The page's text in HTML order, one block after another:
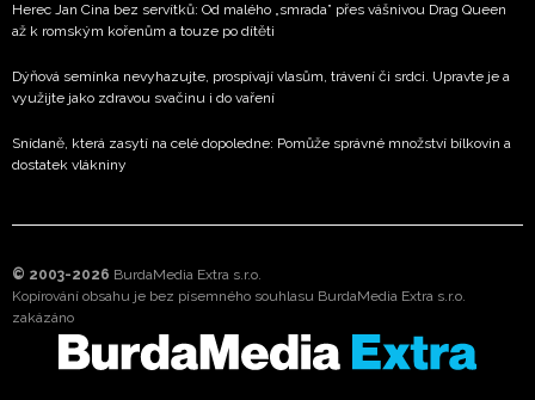
Herec Jan Cina bez servítků: Od malého „smrada” přes vášnivou Drag Queen
až k romským kořenům a touze po dítěti
Dýňová semínka nevyhazujte, prospívají vlasům, trávení či srdci. Upravte je a
využijte jako zdravou svačinu i do vaření
Snídaně, která zasytí na celé dopoledne: Pomůže správné množství bílkovin a
dostatek vlákniny
© 2003-2026 BurdaMedia Extra s.r.o.
Kopírování obsahu je bez písemného souhlasu BurdaMedia Extra s.r.o.
zakázáno